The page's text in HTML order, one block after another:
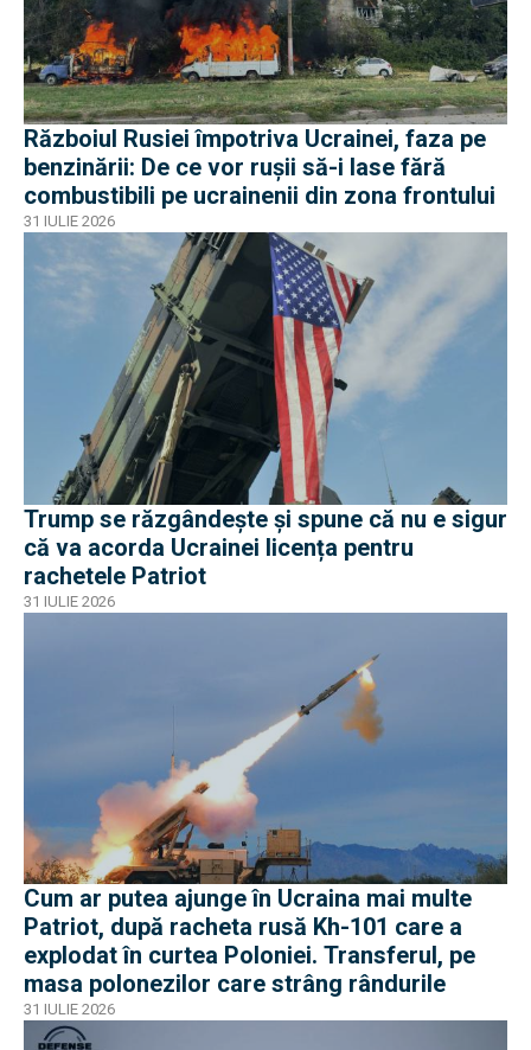
Războiul Rusiei împotriva Ucrainei, faza pe
benzinării: De ce vor rușii să-i lase fără
combustibili pe ucrainenii din zona frontului
31 IULIE 2026
Trump se răzgândește și spune că nu e sigur
că va acorda Ucrainei licența pentru
rachetele Patriot
31 IULIE 2026
Cum ar putea ajunge în Ucraina mai multe
Patriot, după racheta rusă Kh-101 care a
explodat în curtea Poloniei. Transferul, pe
masa polonezilor care strâng rândurile
31 IULIE 2026